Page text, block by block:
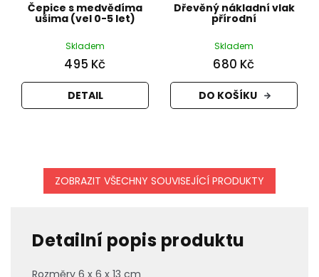
Čepice s medvědíma
ušima (vel 0-5 let)
Skladem
495 Kč
DETAIL
Dřevěný nákladní vlak
přírodní
Skladem
680 Kč
DO KOŠÍKU
ZOBRAZIT VŠECHNY SOUVISEJÍCÍ PRODUKTY
Detailní popis produktu
Rozměry 6 x 6 x 13 cm